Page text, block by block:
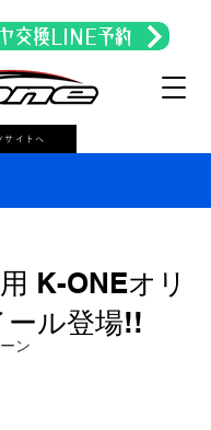
サイトへ
交換LINE予約
ン
K-ONEオリ
ール登場!!